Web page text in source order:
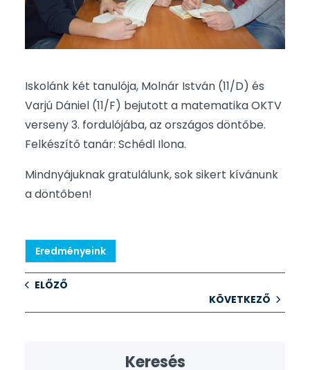
Iskolánk két tanulója, Molnár István (11/D) és
Varjú Dániel (11/F) bejutott a matematika OKTV
verseny 3. fordulójába, az országos döntőbe.
Felkészítő tanár: Schédl Ilona.
Mindnyájuknak gratulálunk, sok sikert kívánunk
a döntőben!
Eredményeink
ELŐZŐ
KÖVETKEZŐ
Keresés